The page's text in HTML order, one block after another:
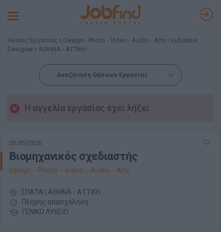
Toggle
Θέσεις Εργασίας Design - Photo - Video - Audio - Arts
Industrial
Designer
ΑΘΗΝΑ - ΑΤΤΙΚΗ
Αναζήτηση Θέσεων Εργασίας
Η αγγελία εργασίας έχει λήξει
20/05/2026
Βιομηχανικός σχεδιαστής
Design - Photo - Video - Audio - Arts
ΣΠΑΤΑ | ΑΘΗΝΑ - ΑΤΤΙΚΗ
Πλήρης απασχόληση
ΓΕΝΙΚΟ ΛΥΚΕΙΟ